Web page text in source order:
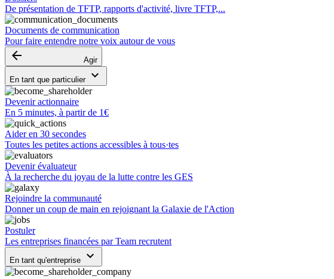
De présentation de TFTP, rapports d'activité, livre TFTP,...
Documents de communication
Pour faire entendre notre voix autour de vous
arrow_backward Agir
En tant que particulier keyboard_arrow_down
Devenir actionnaire
En 5 minutes, à partir de 1€
Aider en 30 secondes
Toutes les petites actions accessibles à tous·tes
Devenir évaluateur
À la recherche du joyau de la lutte contre les GES
Rejoindre la communauté
Donner un coup de main en rejoignant la Galaxie de l'Action
Postuler
Les entreprises financées par Team recrutent
En tant qu'entreprise keyboard_arrow_down